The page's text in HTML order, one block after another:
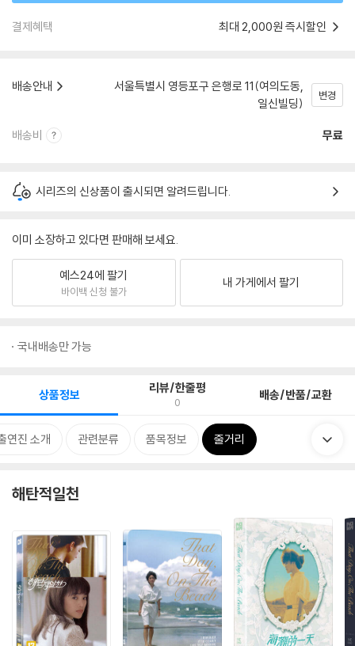
결제혜택 최대 2,000원 즉시할인
배송안내
서울특별시 영등포구 은행로 11(여의도동,
일신빌딩)
변경
배송비 무료
시리즈의 신상품이 출시되면 알려드립니다.
이미 소장하고 있다면 판매해 보세요.
예스24에 팔기
바이백 신청 불가
내 가게에서 팔기
국내배송만 가능
상품정보 리뷰/한줄평
0 배송/반품/교환
연진 소개 관련분류 품목정보 줄거리
해탄적일천